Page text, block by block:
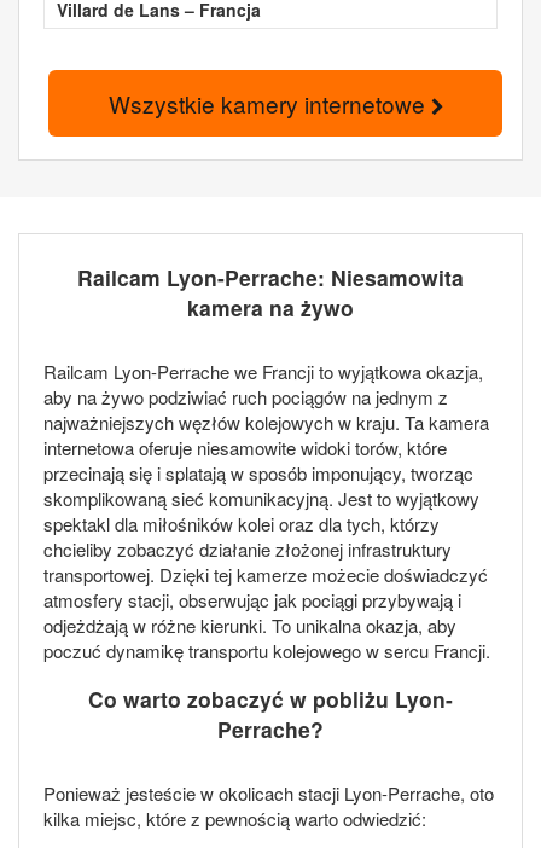
Villard de Lans – Francja
Wszystkie kamery internetowe
Railcam Lyon-Perrache: Niesamowita
kamera na żywo
Railcam Lyon-Perrache we Francji to wyjątkowa okazja,
aby na żywo podziwiać ruch pociągów na jednym z
najważniejszych węzłów kolejowych w kraju. Ta kamera
internetowa oferuje niesamowite widoki torów, które
przecinają się i splatają w sposób imponujący, tworząc
skomplikowaną sieć komunikacyjną. Jest to wyjątkowy
spektakl dla miłośników kolei oraz dla tych, którzy
chcieliby zobaczyć działanie złożonej infrastruktury
transportowej. Dzięki tej kamerze możecie doświadczyć
atmosfery stacji, obserwując jak pociągi przybywają i
odjeżdżają w różne kierunki. To unikalna okazja, aby
poczuć dynamikę transportu kolejowego w sercu Francji.
Co warto zobaczyć w pobliżu Lyon-
Perrache?
Ponieważ jesteście w okolicach stacji Lyon-Perrache, oto
kilka miejsc, które z pewnością warto odwiedzić: